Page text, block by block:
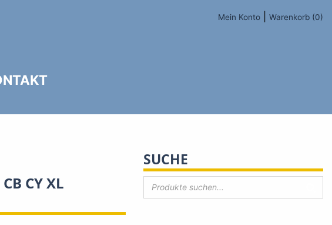
Mein Konto Warenkorb (0)
CY XL
SUCHE